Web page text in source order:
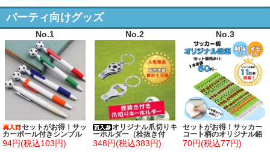
パーティ向けグッズ
No.1
セットがお得！サッ
カーボール付きシンプル
ボールペン 単価７８円～
94円(税込103円)
No.2
オリジナル爪切りキ
ーホルダー（栓抜き付
き） サッカーボール柄
348円(税込383円)
No.3
セットがお得！サッカー
コート柄のオリジナル鉛
筆(New) 単価５０円～
70円(税込77円)